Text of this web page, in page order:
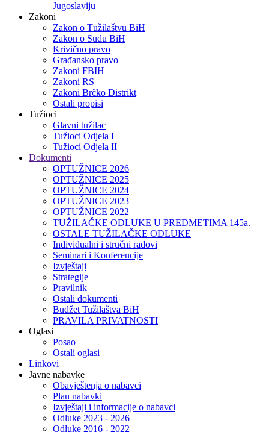
Jugoslaviju
Zakoni
Zakon o Тužilaštvu BiH
Zakon o Sudu BiH
Krivično pravo
Građansko pravo
Zakoni FBIH
Zakoni RS
Zakoni Brčko Distrikt
Ostali propisi
Tužioci
Glavni tužilac
Tužioci Odjela I
Tužioci Odjela II
Dokumenti
OPTUŽNICE 2026
OPTUŽNICE 2025
OPTUŽNICE 2024
OPTUŽNICE 2023
OPTUŽNICE 2022
TUŽILAČKE ODLUKE U PREDMETIMA 145a.
OSTALE TUŽILAČKE ODLUKE
Individualni i stručni radovi
Seminari i Konferencije
Izvještaji
Strategije
Pravilnik
Ostali dokumenti
Budžet Tužilaštva BiH
PRAVILA PRIVATNOSTI
Oglasi
Posao
Ostali oglasi
Linkovi
Javne nabavke
Obavještenja o nabavci
Plan nabavki
Izvještaji i informacije o nabavci
Odluke 2023 - 2026
Odluke 2016 - 2022